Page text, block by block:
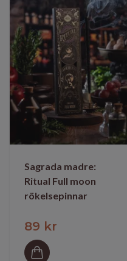
Sagrada madre:
Ritual Full moon
rökelsepinnar
89 kr